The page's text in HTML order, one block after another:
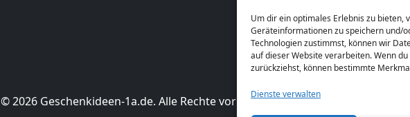
Um dir ein optimales Erlebnis zu bieten,
Geräteinformationen zu speichern und/
Technologien zustimmst, können wir
auf dieser Website verarbeiten. Wenn
zurückziehst, können bestimmte
Dienste verwalten
beim Händler.
© 2026 Geschenkideen-1a.de. Alle Rechte vorbehalten.